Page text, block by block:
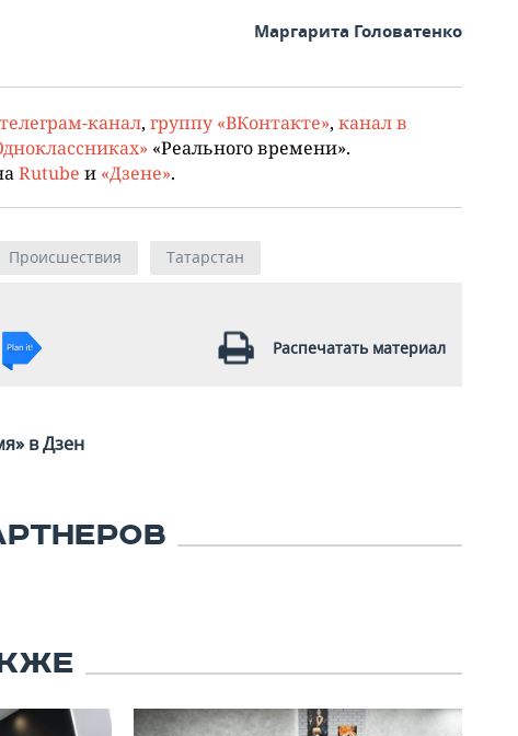
Маргарита Головатенко
телеграм-канал, группу «ВКонтакте», канал в
«Реального времени».
Rutube и «Дзене».
Происшествия Татарстан
Распечатать материал
в Дзен